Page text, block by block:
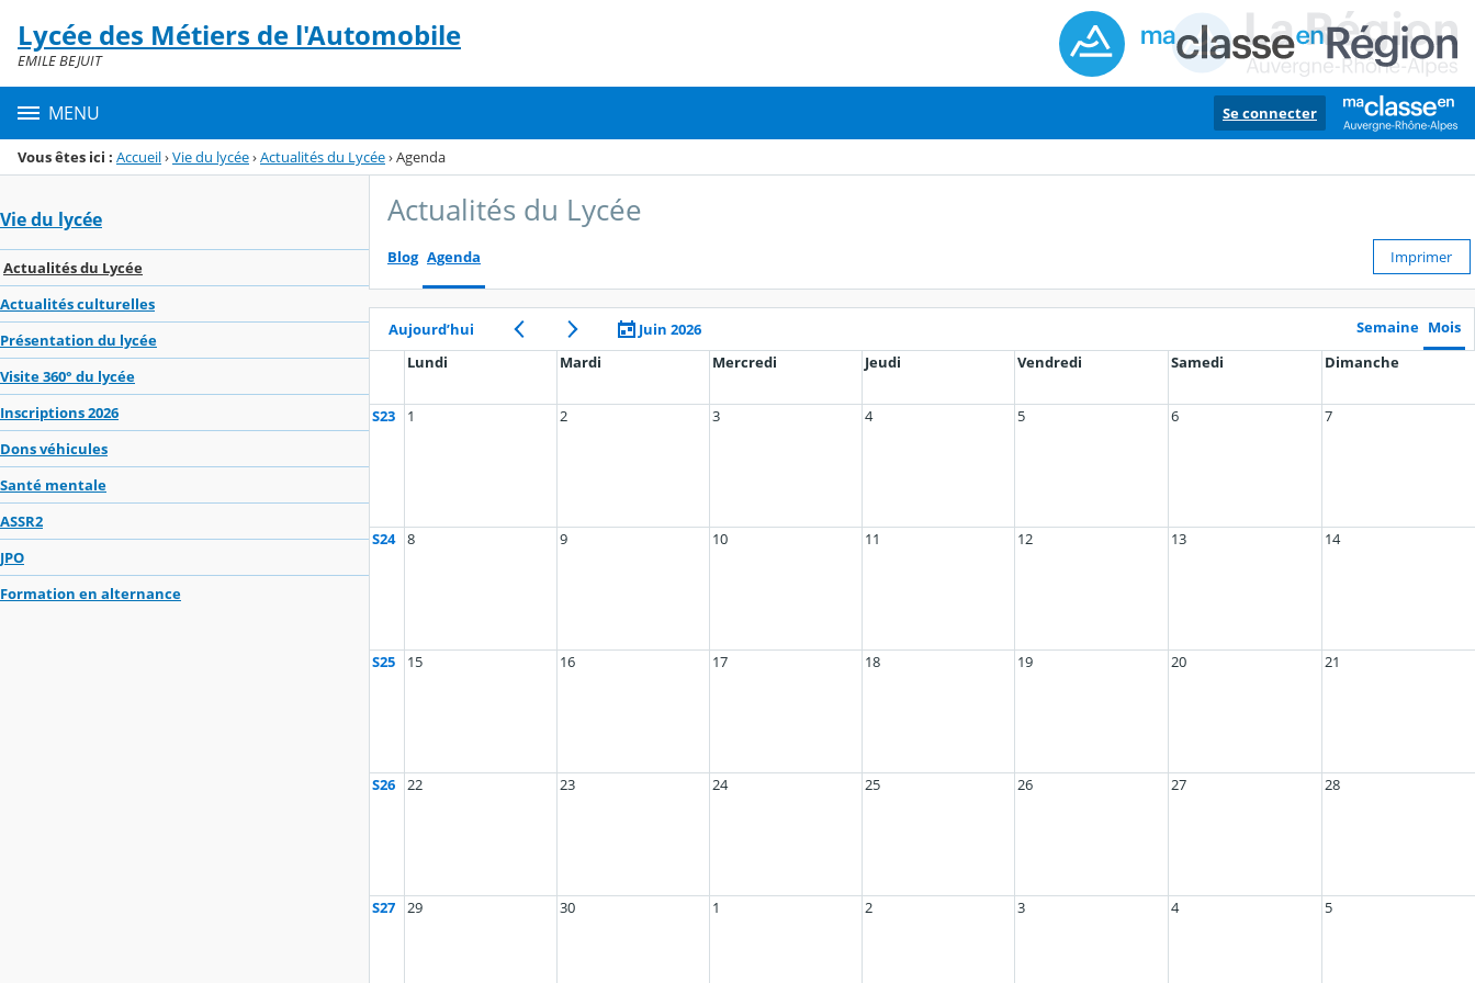
Menu de la rubrique
Contenu
Lycée des Métiers de l'Automobile
EMILE BEJUIT
MENU Se connecter
Vous êtes ici : Accueil›Vie du lycée›Actualités du Lycée›Agenda
Vie du lycée
Actualités du Lycée
Actualités culturelles
Présentation du lycée
Visite 360° du lycée
Inscriptions 2026
Dons véhicules
Santé mentale
ASSR2
JPO
Formation en alternance
Actualités du Lycée
Blog Agenda Imprimer
Aujourd’hui Juin 2026 Semaine Mois
Lundi
Mardi Mercredi Jeudi Vendredi Samedi Dimanche
S23 1 2 3 4 5 6 7
S24 8 9 10 11 12 13 14
S25 15 16 17 18 19 20 21
S26 22 23 24 25 26 27 28
S27 29 30 1 2 3 4 5